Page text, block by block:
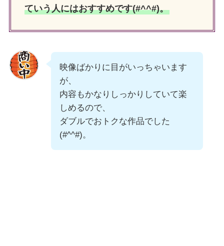
ていう人にはおすすめです(#^^#)。
映像ばかりに目がいっちゃいます
が、
内容もかなりしっかりしていて楽
しめるので、
ダブルでおトクな作品でした
(#^^#)。